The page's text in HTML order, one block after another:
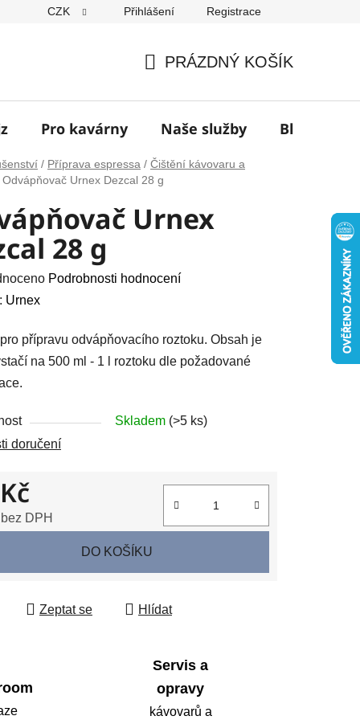
CZK Přihlášení Registrace
KOŠÍK
PRÁZDNÝ KOŠÍK
Pro kavárny Naše služby Blog
/ Příprava espressa / Čištění kávovaru a
Odvápňovač Urnex Dezcal 28 g
Urnex
28 g
Podrobnosti hodnocení
Urnex
přípravu odvápňovacího roztoku. Obsah je
na 500 ml - 1 l roztoku dle požadované
Skladem (>5 ks)
doručení
DPH
DO KOŠÍKU
Zeptat se Hlídat
Servis a
opravy
kávovarů a